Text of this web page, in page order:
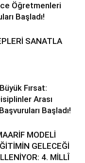
Öğretmenleri
Başladı!
SANATLA
Fırsat:
Arası
Başladı!
MODELİ
GELECEĞİ
4. MİLLÎ